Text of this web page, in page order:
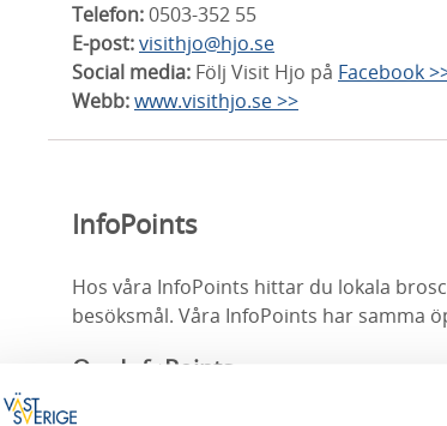
Telefon:0503-352 55
E-post:visithjo@hjo.se
Social media: Följ Visit Hjo på Facebook
Webb:www.visithjo.se >>
InfoPoints
Hos våra InfoPoints hittar du lokala
besöksmål. Våra InfoPoints har samma
Om InfoPoints